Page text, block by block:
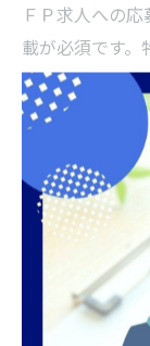
ＦＰ求人への
載が必須です
されている地
紛失につながる
書類の細部ま
信頼性の面で大
郵便番号を記
を正確に書き
立」「河原子
が割り当てら